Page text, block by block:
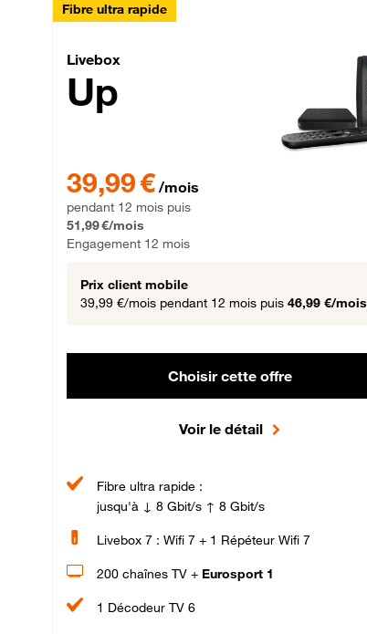
Fibre ultra rapide
Livebox Up Fibre
Livebox
Up
39,99 € /mois
pendant 12 mois puis
51,99 €/mois
Engagement 12 mois
Prix client mobile
39,99 €/mois pendant 12 mois puis 46,99 €/mois
Choisir cette offre
Voir le détail
Fibre ultra rapide :
jusqu'à ↓ 8 Gbit/s ↑ 8 Gbit/s
Livebox 7 : Wifi 7 + 1 Répéteur Wifi 7
200 chaînes TV + Eurosport 1
1 Décodeur TV 6